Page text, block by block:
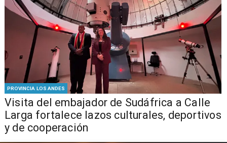
PROVINCIA LOS ANDES
​Visita del embajador de Sudáfrica a Calle
Larga fortalece lazos culturales, deportivos
y de cooperación